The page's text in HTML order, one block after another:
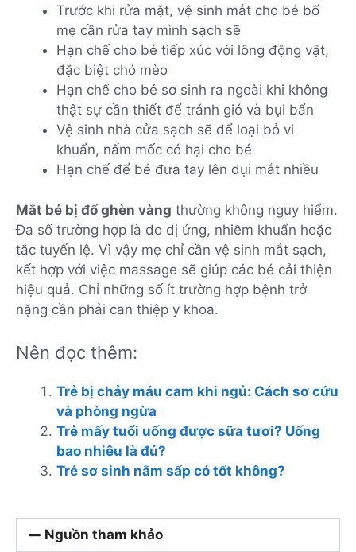
Trước khi rửa mặt, vệ sinh mắt cho bé bố
mẹ cần rửa tay mình sạch sẽ
Hạn chế cho bé tiếp xúc với lông động vật,
đặc biệt chó mèo
Hạn chế cho bé sơ sinh ra ngoài khi không
thật sự cần thiết để tránh gió và bụi bẩn
Vệ sinh nhà cửa sạch sẽ để loại bỏ vi
khuẩn, nấm mốc có hại cho bé
Hạn chế để bé đưa tay lên dụi mắt nhiều
Mắt bé bị đổ ghèn vàng thường không nguy hiểm.
Đa số trường hợp là do dị ứng, nhiễm khuẩn hoặc
tắc tuyến lệ. Vì vậy mẹ chỉ cần vệ sinh mắt sạch,
kết hợp với việc massage sẽ giúp các bé cải thiện
hiệu quả. Chỉ những số ít trường hợp bệnh trở
nặng cần phải can thiệp y khoa.
Nên đọc thêm:
Trẻ bị chảy máu cam khi ngủ: Cách sơ cứu
và phòng ngừa
Trẻ mấy tuổi uống được sữa tươi? Uống
bao nhiêu là đủ?
Trẻ sơ sinh nằm sấp có tốt không?
Nguồn tham khảo